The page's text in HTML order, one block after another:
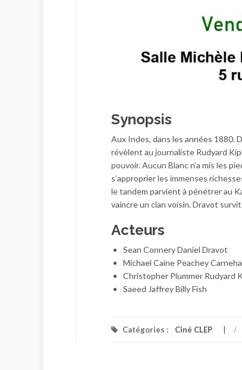
Synopsis
Aux Indes, dans les années 1880.
révèlent au journaliste Rudyard
pouvoir. Aucun Blanc n’a mis les
s’approprier les immenses
le tandem parvient à pénétrer au
vaincre un clan voisin. Dravot
Acteurs
Sean Connery Daniel Dravot
Michael Caine Peachey
Christopher Plummer Rudyard
Saeed Jaffrey Billy Fish
Catégories : Ciné CLEP /